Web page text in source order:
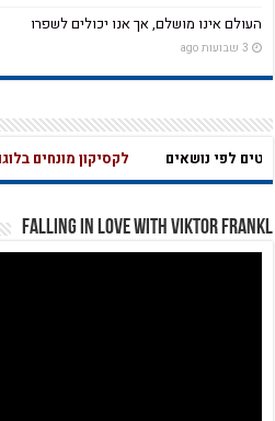
העולם אינו מושלם, אך אנו יכולים לשפרו
3 שבועות ago
נושאים לקסיקון מונחים
Falling in Love with Viktor Frankl